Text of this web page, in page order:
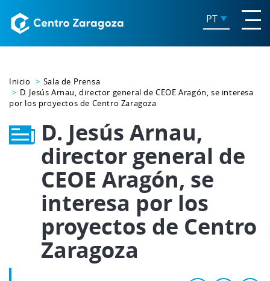
PT
Inicio
Sala de Prensa
D. Jesús Arnau, director general de CEOE Aragón, se interesa
por los proyectos de Centro Zaragoza
D. Jesús Arnau,
director general de
CEOE Aragón, se
interesa por los
proyectos de Centro
Zaragoza